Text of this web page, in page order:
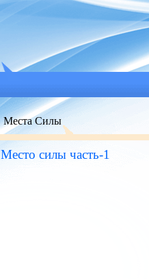
Места Силы
Место силы часть-1